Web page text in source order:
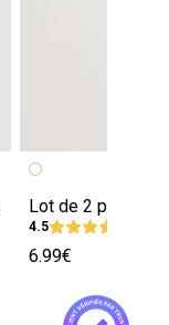
4.5
6.99€